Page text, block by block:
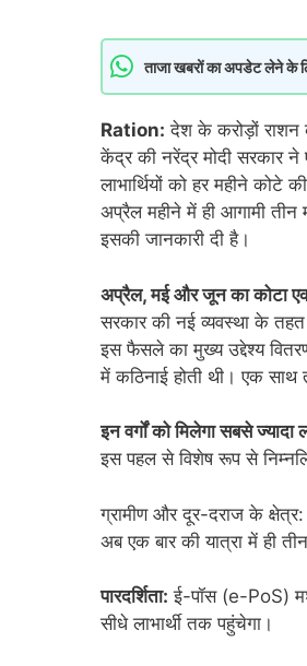
ताजा खबरों का अपडेट लेने के
Ration: देश के करोड़ों राशन
केंद्र की नरेंद्र मोदी सरकार
लाभार्थियों को हर महीने
अप्रैल महीने में ही आगामी तीन
इसकी जानकारी दी है।
अप्रैल, मई और जून का कोटा
सरकार की नई व्यवस्था के तहत
इस फैसले का मुख्य उद्देश्य
में कठिनाई होती थी। एक साथ
इन वर्गों को मिलेगा सबसे ज्यादा
इस पहल से विशेष रूप से
ग्रामीण और दूर-दराज के
अब एक बार की यात्रा में ही
पारदर्शिता: ई-पॉस (e-PoS)
सीधे लाभार्थी तक पहुंचेगा।